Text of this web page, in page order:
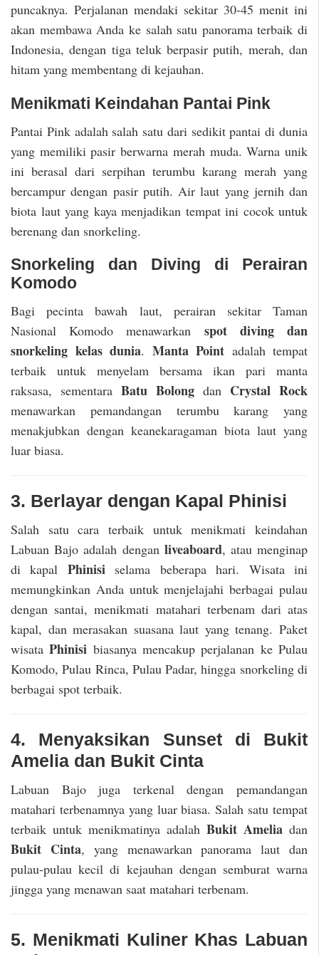
puncaknya. Perjalanan mendaki sekitar 30-45 menit ini
akan membawa Anda ke salah satu panorama terbaik di
Indonesia, dengan tiga teluk berpasir putih, merah, dan
hitam yang membentang di kejauhan.
Menikmati Keindahan Pantai Pink
Pantai Pink adalah salah satu dari sedikit pantai di dunia
yang memiliki pasir berwarna merah muda. Warna unik
ini berasal dari serpihan terumbu karang merah yang
bercampur dengan pasir putih. Air laut yang jernih dan
biota laut yang kaya menjadikan tempat ini cocok untuk
berenang dan snorkeling.
Snorkeling dan Diving di Perairan
Komodo
Bagi pecinta bawah laut, perairan sekitar Taman
Nasional Komodo menawarkan spot diving dan
snorkeling kelas dunia. Manta Point adalah tempat
terbaik untuk menyelam bersama ikan pari manta
raksasa, sementara Batu Bolong dan Crystal Rock
menawarkan pemandangan terumbu karang yang
menakjubkan dengan keanekaragaman biota laut yang
luar biasa.
3. Berlayar dengan Kapal Phinisi
Salah satu cara terbaik untuk menikmati keindahan
Labuan Bajo adalah dengan liveaboard, atau menginap
di kapal Phinisiselama beberapa hari. Wisata ini
memungkinkan Anda untuk menjelajahi berbagai pulau
dengan santai, menikmati matahari terbenam dari atas
kapal, dan merasakan suasana laut yang tenang. Paket
wisataPhinisi biasanya mencakup perjalanan ke Pulau
Komodo, Pulau Rinca, Pulau Padar, hingga snorkeling di
berbagai spot terbaik.
4. Menyaksikan Sunset di Bukit
Amelia dan Bukit Cinta
Labuan Bajo juga terkenal dengan pemandangan
matahari terbenamnya yang luar biasa. Salah satu tempat
terbaik untuk menikmatinya adalah Bukit Amelia dan
Bukit Cinta, yang menawarkan panorama laut dan
pulau-pulau kecil di kejauhan dengan semburat warna
jingga yang menawan saat matahari terbenam.
5. Menikmati Kuliner Khas Labuan